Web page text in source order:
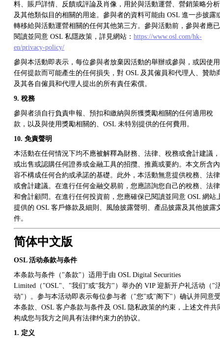
料、賬戶詳情、反饋或評論及肖像，用於與活動運營、營銷策略分析
及其他類似目的相關的用途。參與者的資料可能由 OSL 進一步披露
轉移給與活動運營相關的任何其他第三方。參與活動前，參與者應已
閱讀並同意 OSL 私隱政策，詳見網站： https://www.osl.com/hk-
en/privacy-policy/
參與本活動即表示，每位參與者放棄因活動的舉辦或參與，或因使用
任何提款而可能產生的任何損失，對 OSL 及其僱員和代理人、贊助
及其各自僱員和代理人提出的所有責任索償。
9. 稅務
參與者須自行負責申報、預扣和繳納與所獲獎勵相關的任何適用稅
款，以及與使用獎勵相關的、OSL 未特別提供的任何費用。
10. 免責聲明
本活動在任何情況下均不應被解釋為財務、法律、稅務或會計建議，
或出售或認購任何證券或金融工具的招攬、推薦或要約。本文所含內
容不構成任何合約或承諾的基礎。此外，本活動無意提供稅務、法律
或會計建議。在進行任何金融交易前，您應諮詢您自己的稅務、法律
和會計顧問。在進行任何投資前，您應確保已閱讀並同意 OSL 網站
提供的 OSL 客戶條款及細則、風險披露聲明、產品披露及其他披露
件。
简体中文版
OSL 活动条款与条件
本条款与条件（"条款"）适用于由 OSL Digital Securities
Limited（"OSL"、"我们"或"我方"）举办的 VIP 迎新开户礼活动（"
动"）。参与本活动即表示每位参与者（"您"或"阁下"）确认并同意
本条款、OSL 客户条款与条件及 OSL 隐私政策的约束，上述文件共
构成您与我方之间具有法律约束力的协议。
1. 定义